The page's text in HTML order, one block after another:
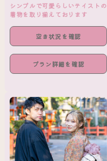
シンプルで可愛らしいテイストの
着物を取り揃えております
空き状況を確認
プラン詳細を確認